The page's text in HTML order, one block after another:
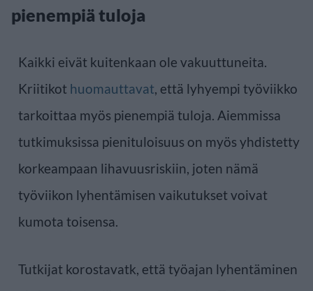
pienempiä tuloja
Kaikki eivät kuitenkaan ole vakuuttuneita.
Kriitikot huomauttavat, että lyhyempi työviikko
tarkoittaa myös pienempiä tuloja. Aiemmissa
tutkimuksissa pienituloisuus on myös yhdistetty
korkeampaan lihavuusriskiin, joten nämä
työviikon lyhentämisen vaikutukset voivat
kumota toisensa.
Tutkijat korostavatk, että työajan lyhentäminen